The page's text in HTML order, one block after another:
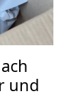
und